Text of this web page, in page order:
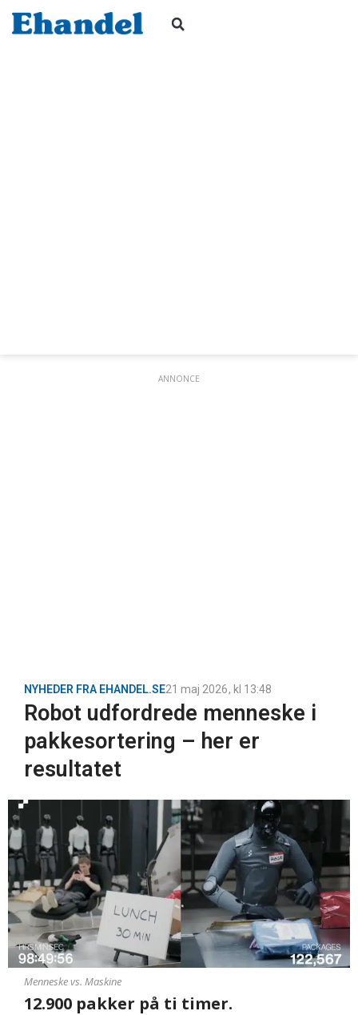
ANNONCE
NYHEDER FRA EHANDEL.SE21 maj 2026, kl 13:48
Robot udfordrede menneske i
pakkesortering – her er
resultatet
Menneske vs. Maskine
12.900 pakker på ti timer.